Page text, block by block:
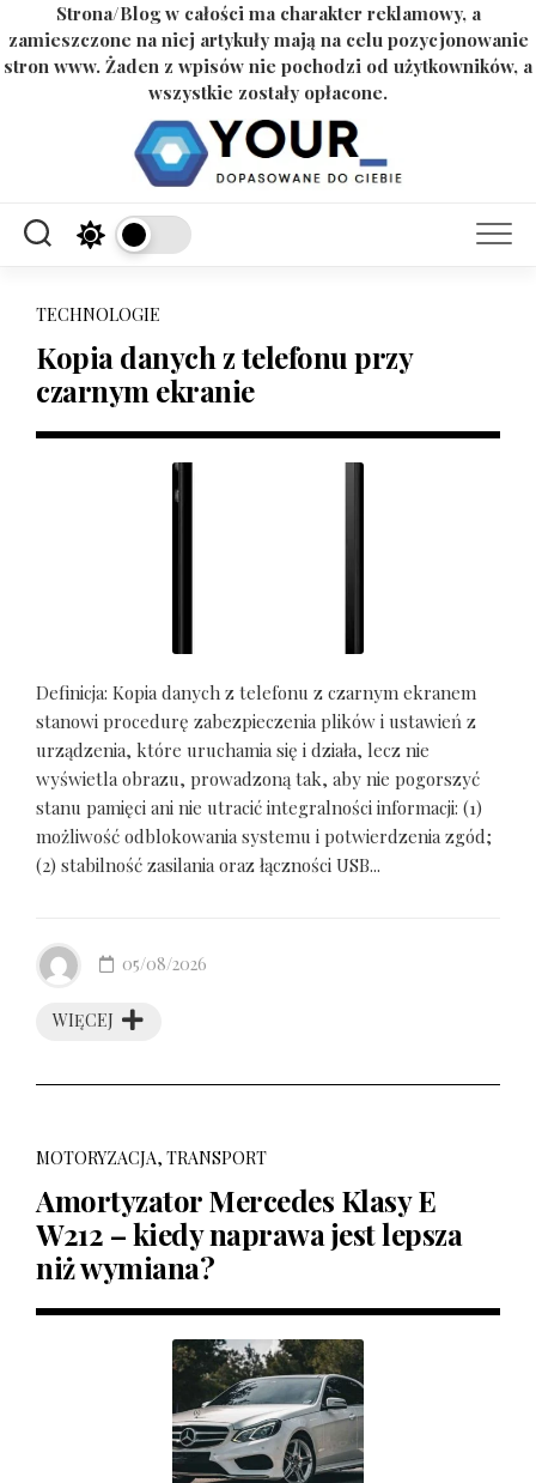
Strona/Blog w całości ma charakter reklamowy, a
zamieszczone na niej artykuły mają na celu pozycjonowanie
stron www. Żaden z wpisów nie pochodzi od użytkowników, a
wszystkie zostały opłacone.
TECHNOLOGIE
Kopia danych z telefonu przy
czarnym ekranie
Definicja: Kopia danych z telefonu z czarnym ekranem
stanowi procedurę zabezpieczenia plików i ustawień z
urządzenia, które uruchamia się i działa, lecz nie
wyświetla obrazu, prowadzoną tak, aby nie pogorszyć
stanu pamięci ani nie utracić integralności informacji: (1)
możliwość odblokowania systemu i potwierdzenia zgód;
(2) stabilność zasilania oraz łączności USB...
WIĘCEJ
05/08/2026
MOTORYZACJA, TRANSPORT
Amortyzator Mercedes Klasy E
W212 – kiedy naprawa jest lepsza
niż wymiana?